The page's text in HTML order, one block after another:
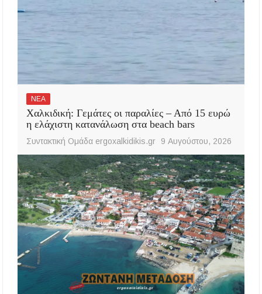
ΝΕΑ
Χαλκιδική: Γεμάτες οι παραλίες – Από 15 ευρώ
η ελάχιστη κατανάλωση στα beach bars
Συντακτική Ομάδα ergoxalkidikis.gr 9 Αυγούστου, 2026